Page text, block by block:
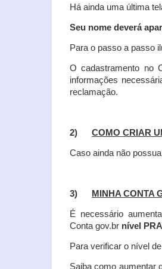
Há ainda uma última
Seu nome deverá
Para o passo a passo
O cadastramento no
informações
reclamação.
2) COMO CRIAR
Caso ainda não
3) MINHA CONTA
É necessário
Conta gov.br nível
Para verificar o nível
Saiba como aumentar